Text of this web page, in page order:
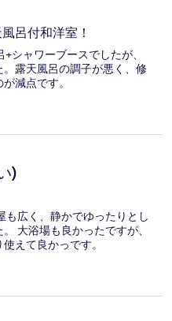
呂付和洋室！
シャワーブースでしたが、
露天風呂の調子が悪く、修
減点です。
)
も広く、静かでゆったりとし
大浴場も良かったですが、
えて良かっです。